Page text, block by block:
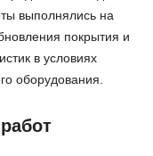
выполнялись на
покрытия и
в условиях
оборудования.